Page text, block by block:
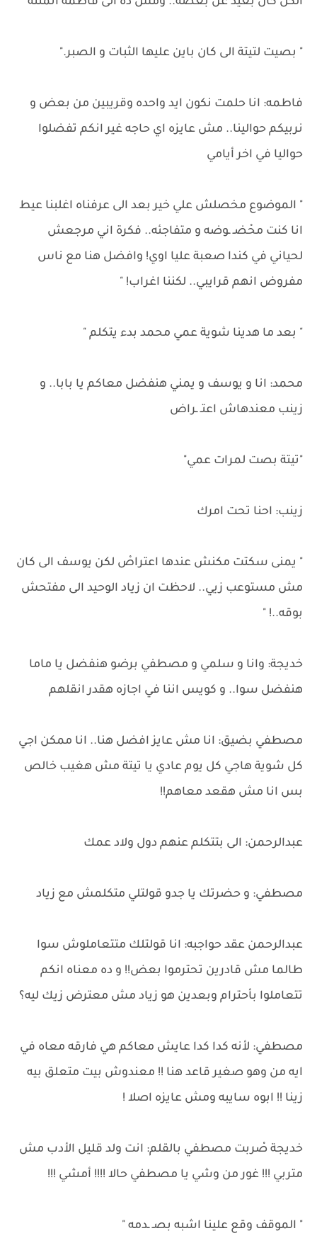
" بصيت لتيتة الى كان باين عليها الثبات و الصبر."
فاطمه: انا حلمت نكون ايد واحده وقريبين من بعض و
نربيكم حوالينا.. مش عايزه اي حاجه غير انكم تفضلوا
حواليا في اخر أيامي
" الموضوع مخصلش علي خير بعد الى عرفناه اغلبنا عيط
انا كنت محْضـ ـوضه و متفاجئه.. فكرة اني مرجعش
لحياني في كندا صعبة عليا اوي! وافضل هنا مع ناس
مفروض انهم قرايبي.. لكننا اغراب! "
" بعد ما هدينا شوية عمي محمد بدء يتكلم "
محمد: انا و يوسف و يمني هنفضل معاكم يا بابا.. و
زينب معندهاش اعتـ ـراض
"تيتة بصت لمرات عمي"
زينب: احنا تحت امرك
" يمنى سكتت مكنش عندها اعتراصْ لكن يوسف الى كان
مش مستوعب زيي.. لاحظت ان زياد الوحيد الى مفتحش
بوقه..! "
خديجة: وانا و سلمي و مصطفي برضو هنفضل يا ماما
هنفضل سوا.. و كويس اننا في اجازه هقدر انقلهم
مصطفي بضيق: انا مش عايز افضل هنا.. انا ممكن اجي
كل شوية هاجي كل يوم عادي يا تيتة مش هغيب خالص
بس انا مش هقعد معاهم!!
عبدالرحمن: الى بتتكلم عنهم دول ولاد عمك
مصطفي: و حضرتك يا جدو قولتلي متكلمش مع زياد
عبدالرحمن عقد حواجبه: انا قولتلك متتعاملوش سوا
طالما مش قادرين تحترموا بعض!! و ده معناه انكم
تتعاملوا بأحترام وبعدين هو زياد مش معترض زيك ليه؟
مصطفي: لأنه كدا كدا عايش معاكم هي فارقه معاه في
ايه من وهو صغير قاعد هنا !! معندوش بيت متعلق بيه
زينا !! ابوه سايبه ومش عايزه اصلا !
خديجة صْربت مصطفي بالقلم: انت ولد قليل الأدب مش
متربي !!! غور من وشي يا مصطفي حالا !!!! أمشي !!!
" الموقف وقع علينا اشبه بصـ ـدمه "